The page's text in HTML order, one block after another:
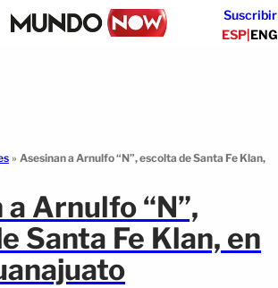
Suscribir
ESP|ENG
» Asesinan a Arnulfo “N”, escolta de Santa Fe Klan,
Arnulfo “N”,
Santa Fe Klan, en